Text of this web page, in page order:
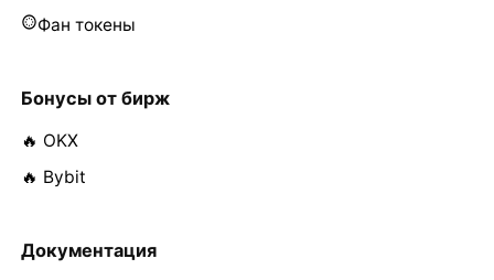
Фан токены
Бонусы от бирж
🔥 OKX
🔥 Bybit
Документация